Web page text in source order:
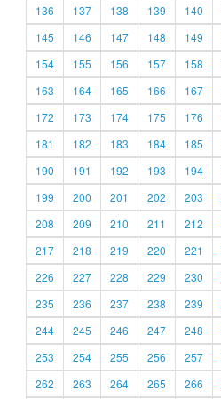
136
137 138 139 140
145
146 147 148 149
154
155 156 157 158
163
164 165 166 167
172
173 174 175 176
181
182 183 184 185
190
191 192 193 194
199
200 201 202 203
208
209 210 211 212
217
218 219 220 221
226
227 228 229 230
235
236 237 238 239
244
245 246 247 248
253
254 255 256 257
262
263 264 265 266